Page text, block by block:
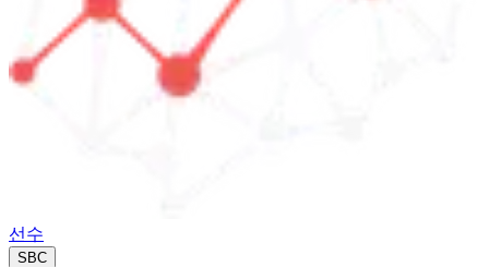
선수
SBC